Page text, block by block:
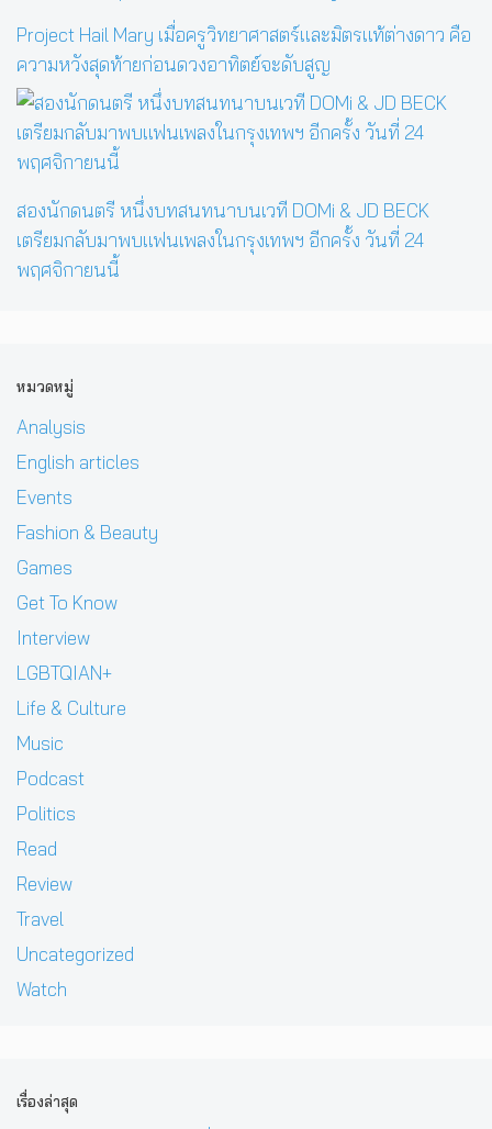
Project Hail Mary เมื่อครูวิทยาศาสตร์และมิตรแท้ต่างดาว คือ
ความหวังสุดท้ายก่อนดวงอาทิตย์จะดับสูญ
สองนักดนตรี หนึ่งบทสนทนาบนเวที DOMi & JD BECK
เตรียมกลับมาพบแฟนเพลงในกรุงเทพฯ อีกครั้ง วันที่ 24
พฤศจิกายนนี้
หมวดหมู่
Analysis
English articles
Events
Fashion & Beauty
Games
Get To Know
Interview
LGBTQIAN+
Life & Culture
Music
Podcast
Politics
Read
Review
Travel
Uncategorized
Watch
เรื่องล่าสุด